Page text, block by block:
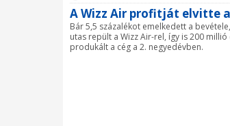
A Wizz Air profitját elvitte
Bár 5,5 százalékot emelkedett a
utas repült a Wizz Air-rel, így is 200
produkált a cég a 2. negyedévben.